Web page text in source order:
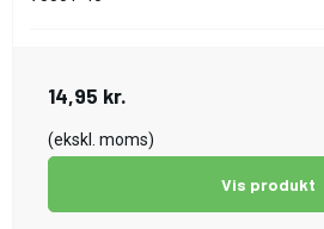
14,95 kr.
(ekskl. moms)
Vis produkt